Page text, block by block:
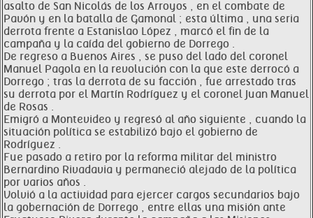
asalto de San Nicolás de los Arroyos , en el combate de
Pavón y en la batalla de Gamonal ; esta última , una seria
derrota frente a Estanislao López , marcó el fin de la
campaña y la caída del gobierno de Dorrego .
De regreso a Buenos Aires , se puso del lado del coronel
Manuel Pagola en la revolución con la que este derrocó a
Dorrego ; tras la derrota de su facción , fue arrestado tras
su derrota por el Martín Rodríguez y el coronel Juan Manuel
de Rosas .
Emigró a Montevideo y regresó al año siguiente , cuando la
situación política se estabilizó bajo el gobierno de
Rodríguez .
Fue pasado a retiro por la reforma militar del ministro
Bernardino Rivadavia y permaneció alejado de la política
por varios años .
Volvió a la actividad para ejercer cargos secundarios bajo
la gobernación de Dorrego , entre ellas una misión ante